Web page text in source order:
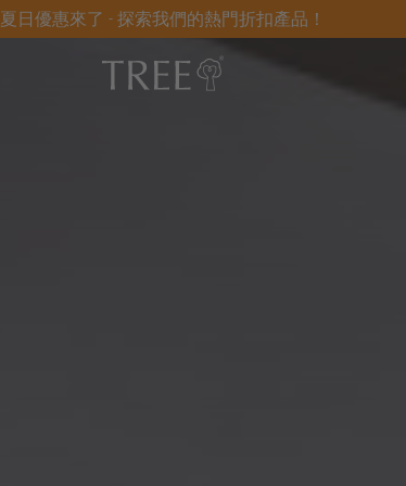
夏日優惠來了 - 探索我們的熱門折扣產品！